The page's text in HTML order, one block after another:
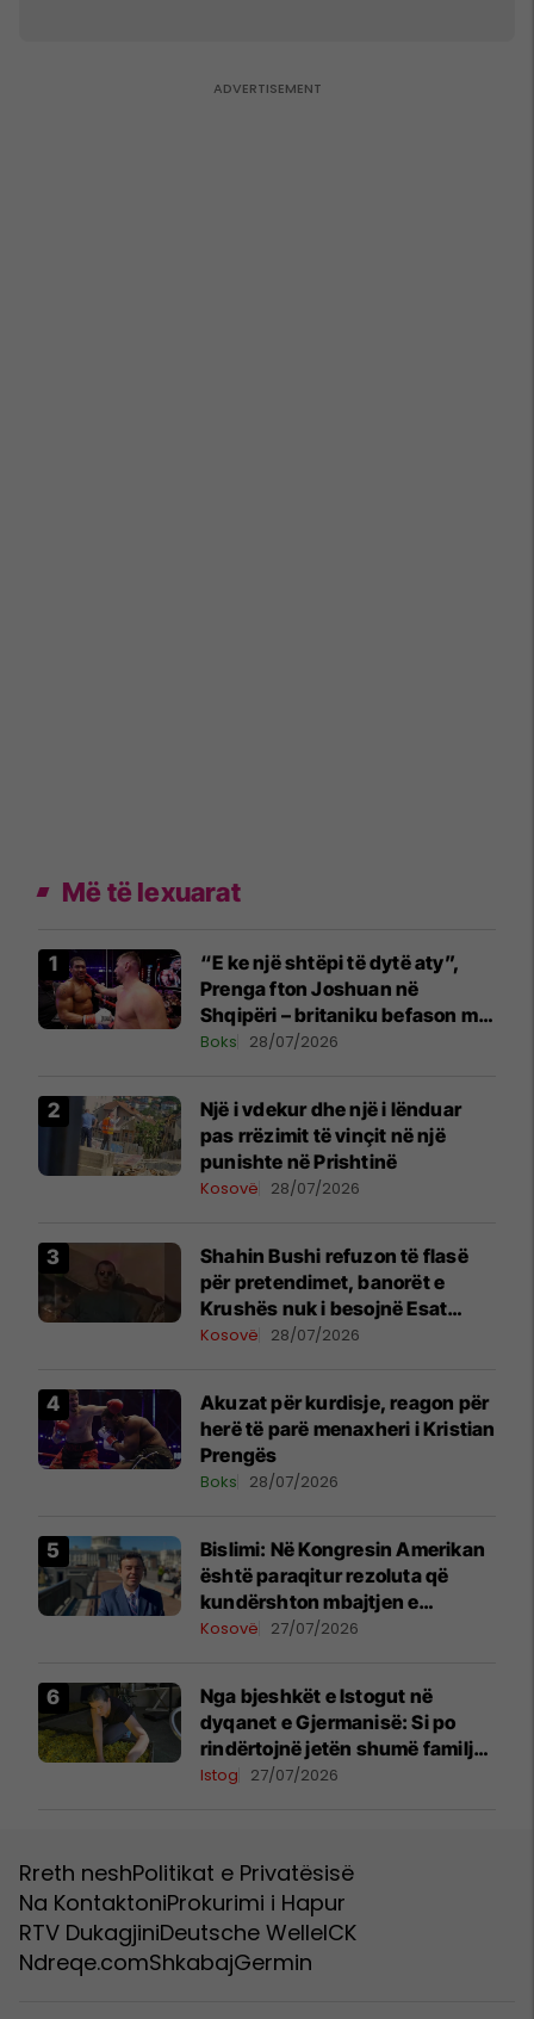
Më të lexuarat
“E ke një shtëpi të dytë aty”,
Prenga fton Joshuan në
Shqipëri – britaniku befason me
komentin
Boks 28/07/2026
Një i vdekur dhe një i lënduar
pas rrëzimit të vinçit në një
punishte në Prishtinë
Kosovë 28/07/2026
Shahin Bushi refuzon të flasë
për pretendimet, banorët e
Krushës nuk i besojnë Esat
Shalës
Kosovë 28/07/2026
Akuzat për kurdisje, reagon për
herë të parë menaxheri i Kristian
Prengës
Boks 28/07/2026
Bislimi: Në Kongresin Amerikan
është paraqitur rezoluta që
kundërshton mbajtjen e
Asamblesë Parlamentare të
Kosovë 27/07/2026
Nga bjeshkët e Istogut në
dyqanet e Gjermanisë: Si po
rindërtojnë jetën shumë familje
nga eksporti i bimëve mjekësore
Istog 27/07/2026
Rreth neshPolitikat e Privatësisë
Na KontaktoniProkurimi i Hapur
RTV DukagjiniDeutsche WelleICK
Ndreqe.comShkabajGermin